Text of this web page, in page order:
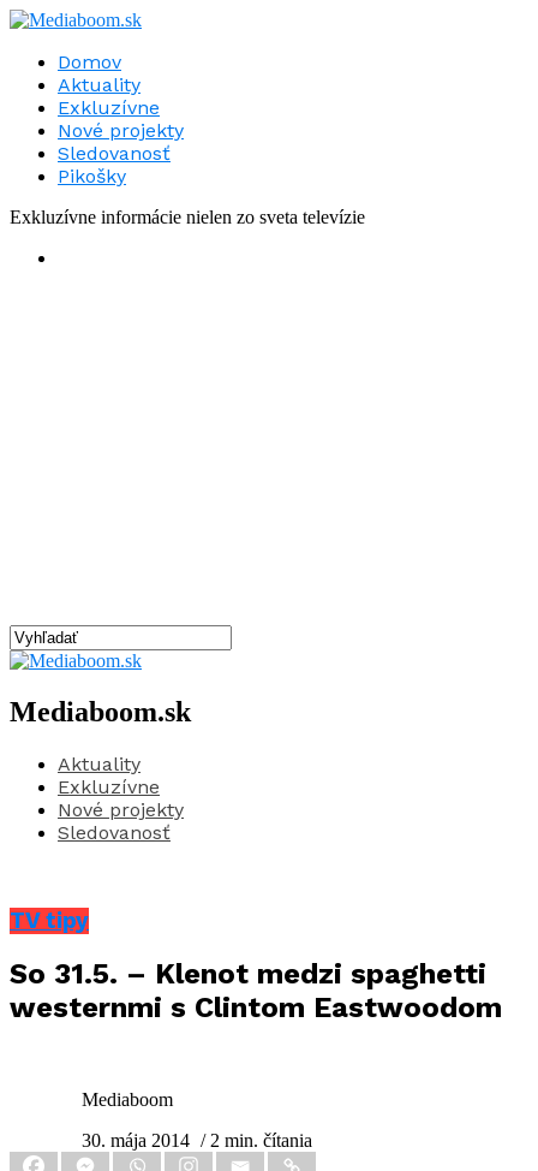
Domov
Aktuality
Exkluzívne
Nové projekty
Sledovanosť
Pikošky
Exkluzívne informácie nielen zo sveta televízie
Mediaboom.sk
Aktuality
Exkluzívne
Nové projekty
Sledovanosť
TV tipy
So 31.5. – Klenot medzi spaghetti
westernmi s Clintom Eastwoodom
Mediaboom
30. mája 2014 / 2 min. čítania